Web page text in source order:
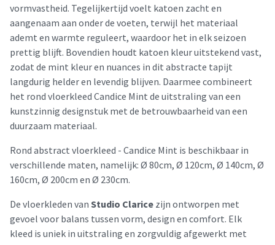
vormvastheid. Tegelijkertijd voelt katoen zacht en
aangenaam aan onder de voeten, terwijl het materiaal
ademt en warmte reguleert, waardoor het in elk seizoen
prettig blijft. Bovendien houdt katoen kleur uitstekend vast,
zodat de mint kleur en nuances in dit abstracte tapijt
langdurig helder en levendig blijven. Daarmee combineert
het rond vloerkleed Candice Mint de uitstraling van een
kunstzinnig designstuk met de betrouwbaarheid van een
duurzaam materiaal.
Rond abstract vloerkleed - Candice Mint is beschikbaar in
verschillende maten, namelijk: Ø 80cm, Ø 120cm, Ø 140cm, Ø
160cm, Ø 200cm en Ø 230cm.
De vloerkleden van Studio Clarice zijn ontworpen met
gevoel voor balans tussen vorm, design en comfort. Elk
kleed is uniek in uitstraling en zorgvuldig afgewerkt met